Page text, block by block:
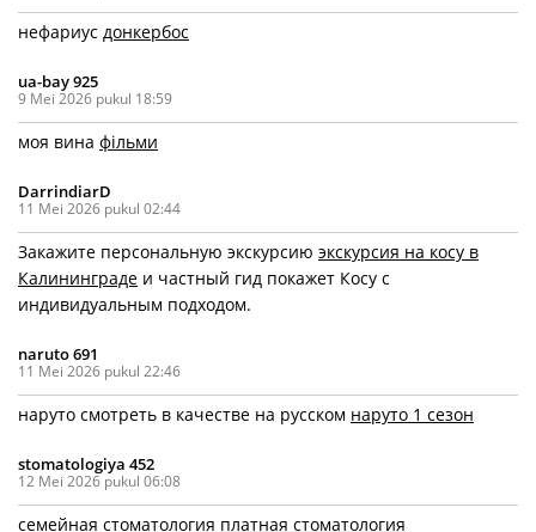
нефариус донкербос
ua-bay 925
9 Mei 2026 pukul 18:59
моя вина фільми
DarrindiarD
11 Mei 2026 pukul 02:44
Закажите персональную экскурсию экскурсия на косу в
Калининграде и частный гид покажет Косу с
индивидуальным подходом.
naruto 691
11 Mei 2026 pukul 22:46
наруто смотреть в качестве на русском наруто 1 сезон
stomatologiya 452
12 Mei 2026 pukul 06:08
семейная стоматология платная стоматология